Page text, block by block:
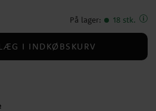
På lager: 18 stk.
I INDKØBSKURV